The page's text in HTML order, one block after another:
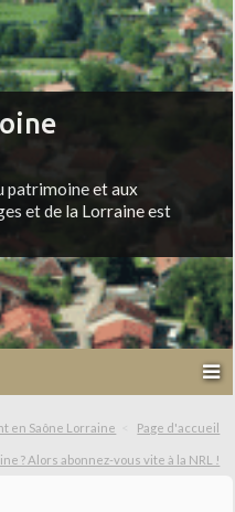
patrimoine et aux
et de la Lorraine est
en Saône Lorraine Page d'accueil
? Alors abonnez-vous vite à la NRL !